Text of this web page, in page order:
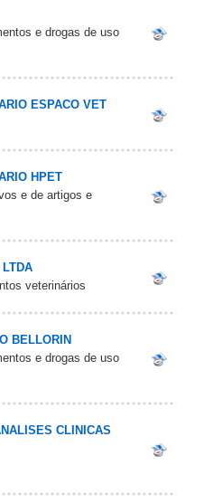
e drogas de uso
ESPACO VET
HPET
e de artigos e
LTDA
veterinários
BELLORIN
e drogas de uso
CLINICAS